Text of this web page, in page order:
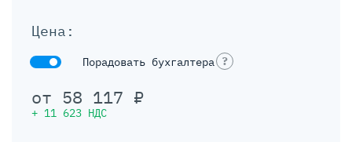
Цена:
Порадовать бухгалтера ?
от 58 117 ₽
+ 11 623 НДС